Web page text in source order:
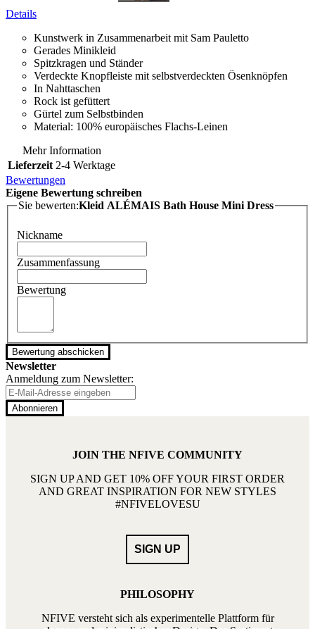
Details
Kunstwerk in Zusammenarbeit mit Sam Pauletto
Gerades Minikleid
Spitzkragen und Ständer
Verdeckte Knopfleiste mit selbstverdeckten Ösenknöpfen
In Nahttaschen
Rock ist gefüttert
Gürtel zum Selbstbinden
Material: 100% europäisches Flachs-Leinen
Mehr Information
Lieferzeit 2-4 Werktage
Bewertungen
Eigene Bewertung schreiben
Sie bewerten:Kleid ALÉMAIS Bath House Mini Dress
Nickname
Zusammenfassung
Bewertung
Bewertung abschicken
Newsletter
Anmeldung zum Newsletter:
Abonnieren
JOIN THE NFIVE COMMUNITY
SIGN UP AND GET 10% OFF YOUR FIRST ORDER
AND GREAT INSPIRATION FOR NEW STYLES
#NFIVELOVESU
PHILOSOPHY
NFIVE versteht sich als experimentelle Plattform für